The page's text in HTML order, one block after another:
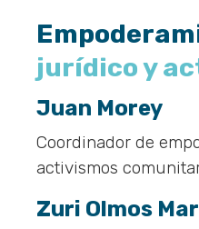
jurídico y
Juan Morey
Coordinador de
activismos
Zuri Olmos